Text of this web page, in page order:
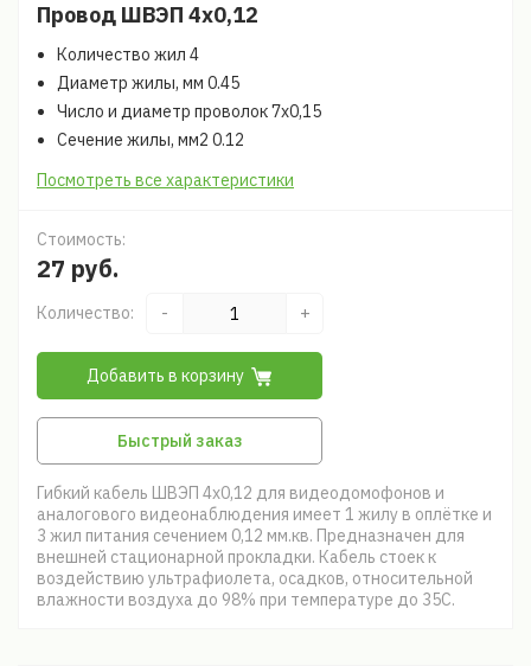
Провод ШВЭП 4х0,12
Количество жил 4
Диаметр жилы, мм 0.45
Число и диаметр проволок 7х0,15
Сечение жилы, мм2 0.12
Посмотреть все характеристики
Стоимость:
27 руб.
Количество: - +
Добавить в корзину
Быстрый заказ
Гибкий кабель ШВЭП 4х0,12 для видеодомофонов и
аналогового видеонаблюдения имеет 1 жилу в оплётке и
3 жил питания сечением 0,12 мм.кв. Предназначен для
внешней стационарной прокладки. Кабель стоек к
воздействию ультрафиолета, осадков, относительной
влажности воздуха до 98% при температуре до 35С.